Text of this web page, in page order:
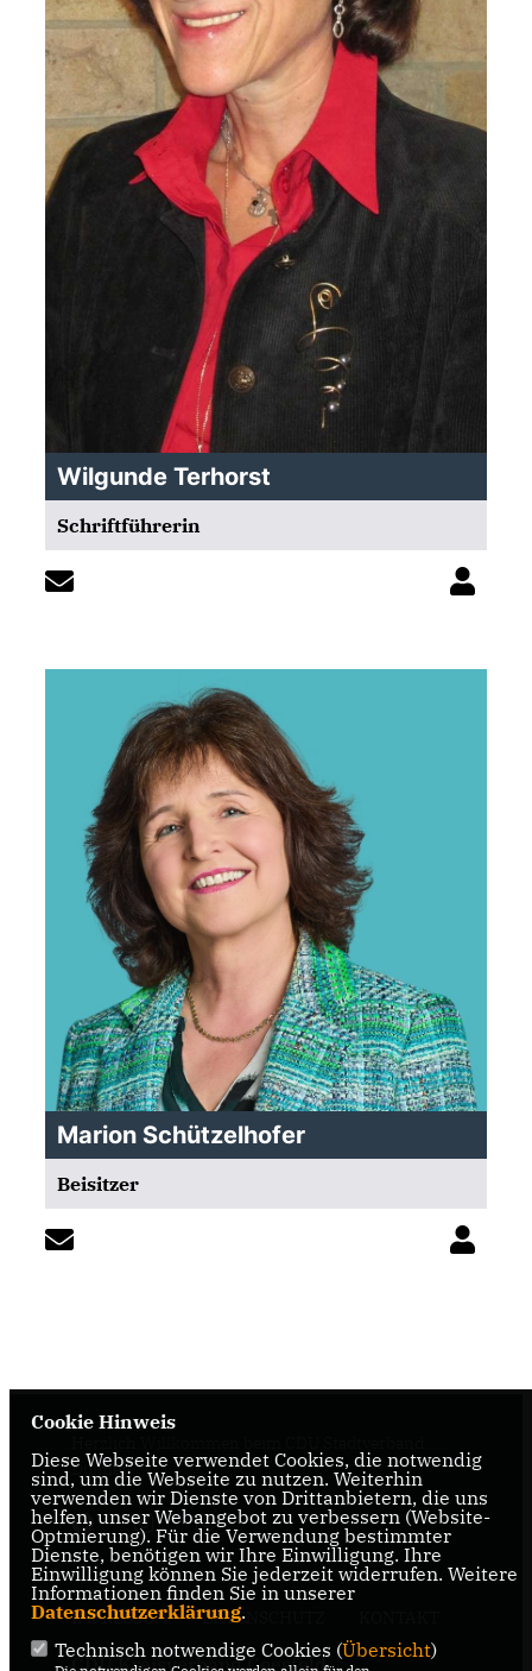
Wilgunde Terhorst
Schriftführerin
Marion Schützelhofer
Beisitzer
Dülmen
IMPRESSUM DATENSCHUTZ
CDU Kreisverband Coesfeld
Cookie Hinweis
Diese Webseite verwendet Cookies, die notwendig
sind, um die Webseite zu nutzen. Weiterhin
verwenden wir Dienste von Drittanbietern, die uns
helfen, unser Webangebot zu verbessern (Website-
Optmierung). Für die Verwendung bestimmter
Dienste, benötigen wir Ihre Einwilligung. Ihre
Einwilligung können Sie jederzeit widerrufen. Weitere
Informationen finden Sie in unserer
Datenschutzerklärung.
Technisch notwendige Cookies (Übersicht)